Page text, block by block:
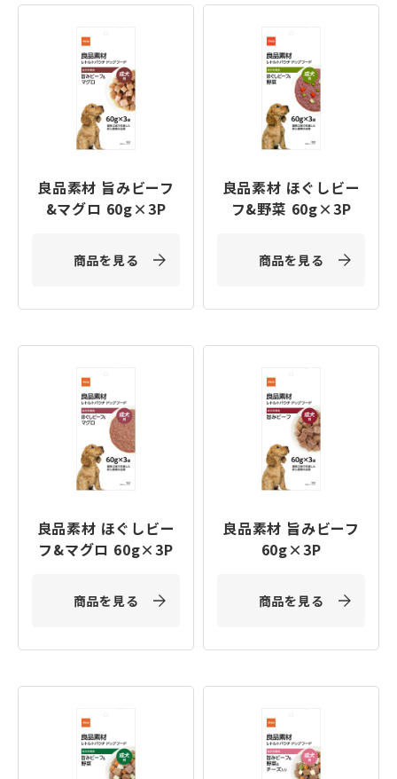
良品素材 旨みビーフ
&マグロ 60g×3P
商品を見る
良品素材 ほぐしビー
フ&野菜 60g×3P
商品を見る
良品素材 ほぐしビー
フ&マグロ 60g×3P
商品を見る
良品素材 旨みビーフ
60g×3P
商品を見る